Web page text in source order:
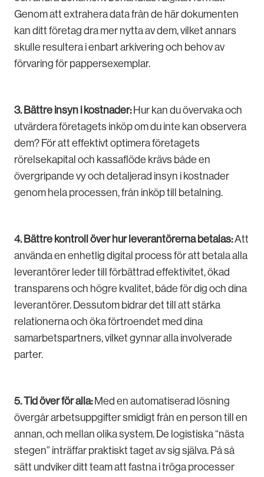
Genom att extrahera data från de här dokumenten
kan ditt företag dra mer nytta av dem, vilket annars
skulle resultera i enbart arkivering och behov av
förvaring för pappersexemplar.
3. Bättre insyn i kostnader:Hur kan du övervaka och
utvärdera företagets inköp om du inte kan observera
dem? För att effektivt optimera företagets
rörelsekapital och kassaflöde krävs både en
övergripande vy och detaljerad insyn i kostnader
genom hela processen, från inköp till betalning.
4. Bättre kontroll över hur leverantörerna betalas:Att
använda en enhetlig digital process för att betala alla
leverantörer leder till förbättrad effektivitet, ökad
transparens och högre kvalitet, både för dig och dina
leverantörer. Dessutom bidrar det till att stärka
relationerna och öka förtroendet med dina
samarbetspartners, vilket gynnar alla involverade
parter.
5. Tid över för alla: Med en automatiserad lösning
övergår arbetsuppgifter smidigt från en person till en
annan, och mellan olika system. De logistiska “nästa
stegen” inträffar praktiskt taget av sig själva. På så
sätt undviker ditt team att fastna i tröga processer